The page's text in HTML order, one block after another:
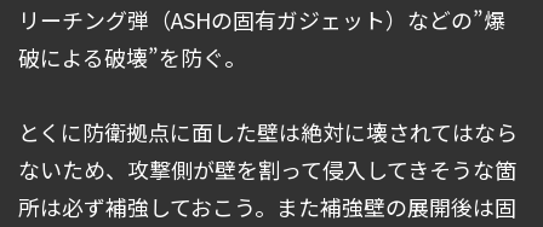
リーチング弾（ASHの固有ガジェット）などの”爆
破による破壊”を防ぐ。
とくに防衛拠点に面した壁は絶対に壊されてはなら
ないため、攻撃側が壁を割って侵入してきそうな箇
所は必ず補強しておこう。また補強壁の展開後は固